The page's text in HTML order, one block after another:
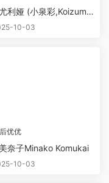
利娅 (小泉彩,Koizumi
10-03
优优
奈子Minako Komukai
10-03